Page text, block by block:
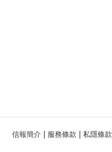
信報簡介 服務條款 私隱條款